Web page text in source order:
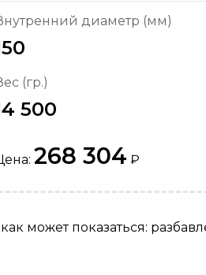
диаметр (мм)
(гр.)
500
268 304 ₽
может показаться: